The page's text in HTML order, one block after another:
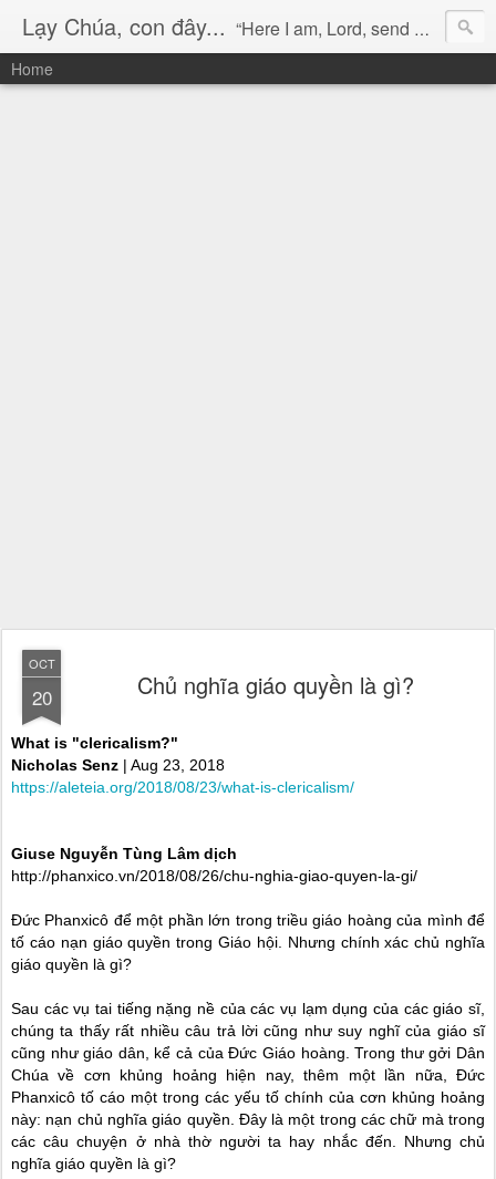
Lạy Chúa, con đây... “Here I am, Lord, send me!” (Isaiah 6:8)
Home
OCT
20 Chủ nghĩa giáo quyền là gì?
What is "clericalism?"
Nicholas Senz | Aug 23, 2018
https://aleteia.org/2018/08/23/what-is-clericalism/
Giuse Nguyễn Tùng Lâm dịch
http://phanxico.vn/2018/08/26/chu-nghia-giao-quyen-la-gi/
Đức Phanxicô để một phần lớn trong triều giáo hoàng của mình để
tố cáo nạn giáo quyền trong Giáo hội. Nhưng chính xác chủ nghĩa
giáo quyền là gì?
Sau các vụ tai tiếng nặng nề của các vụ lạm dụng của các giáo sĩ,
chúng ta thấy rất nhiều câu trả lời cũng như suy nghĩ của giáo sĩ
cũng như giáo dân, kể cả của Đức Giáo hoàng. Trong thư gởi Dân
Chúa về cơn khủng hoảng hiện nay, thêm một lần nữa, Đức
Phanxicô tố cáo một trong các yếu tố chính của cơn khủng hoảng
này: nạn chủ nghĩa giáo quyền. Đây là một trong các chữ mà trong
các câu chuyện ở nhà thờ người ta hay nhắc đến. Nhưng chủ
nghĩa giáo quyền là gì?